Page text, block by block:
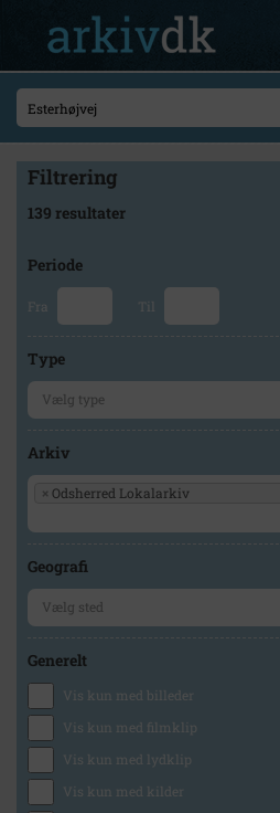
Filtrering
139 resultater
Periode
Fra Til
Type
Arkiv
× Odsherred Lokalarkiv
Geografi
Generelt
Vis kun med billeder
Vis kun med filmklip
Vis kun med lydklip
Vis kun med kilder